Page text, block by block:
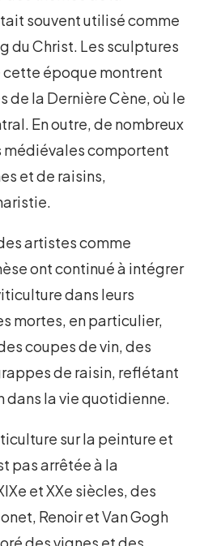
souvent utilisé comme
du Christ. Les sculptures
cette époque montrent
de la Dernière Cène, où le
En outre, de nombreux
médiévales comportent
et de raisins,
artistes comme
ont continué à intégrer
dans leurs
mortes, en particulier,
coupes de vin, des
de raisin, reflétant
dans la vie quotidienne.
sur la peinture et
pas arrêtée à la
et XXe siècles, des
Renoir et Van Gogh